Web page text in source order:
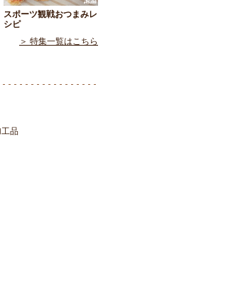
スポーツ観戦おつまみレ
シピ
＞ 特集一覧はこちら
品